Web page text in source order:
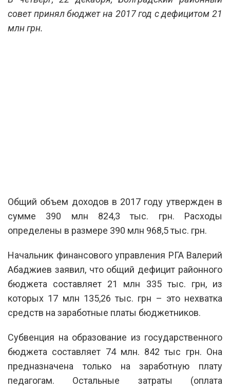
совет принял бюджет на 2017 год с дефицитом 21
млн грн.
Общий объем доходов в 2017 году утвержден в
сумме 390 млн 824,3 тыс. грн. Расходы
определены в размере 390 млн 968,5 тыс. грн.
Начальник финансового управления РГА Валерий
Абаджиев заявил, что общий дефицит районного
бюджета составляет 21 млн 335 тыс. грн, из
которых 17 млн 135,26 тыс. грн – это нехватка
средств на заработные платы бюджетников.
Субвенция на образование из государственного
бюджета составляет 74 млн. 842 тыс грн. Она
предназначена только на заработную плату
педагогам. Остальные затраты (оплата